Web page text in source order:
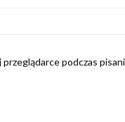
podczas